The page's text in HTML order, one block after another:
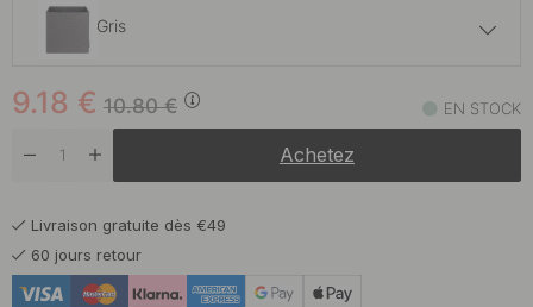
Gris
Beige En stock
10.80€
9.18 € EN STOCK
Achetez
Livraison gratuite dès €49
60 jours retour